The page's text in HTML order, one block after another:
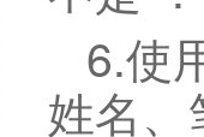
6.使
姓名